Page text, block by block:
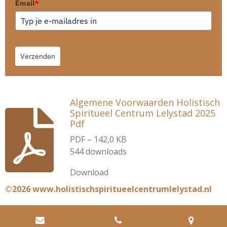
Email*
Verzenden
Algemene Voorwaarden Holistisch
Spiritueel Centrum Lelystad 2025
Pdf
PDF – 142,0 KB
544 downloads
Download
©2026 www.holistischspiritueelcentrumlelystad.nl